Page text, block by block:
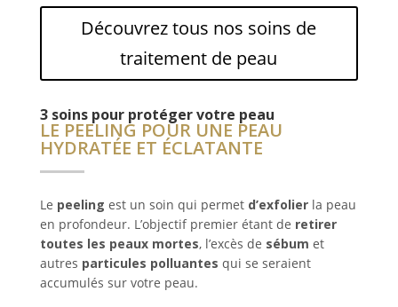
Découvrez tous nos soins de
traitement de peau
3 soins pour protéger votre peau
LE PEELING POUR UNE PEAU
HYDRATÉE ET ÉCLATANTE
Le peeling est un soin qui permet d’exfolierla peau
en profondeur. L’objectif premier étant de retirer
toutes les peaux mortes, l’excès de sébum et
autres particules polluantes qui se seraient
accumulés sur votre peau.